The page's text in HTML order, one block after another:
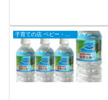
子育ての店 ベビー・キッズ